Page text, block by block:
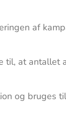
af
at antallet
og bruges